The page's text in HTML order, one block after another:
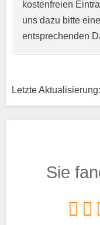
Trägertyp*
kostenfreien
uns dazu bitte
entsprechenden
Letzte
Sie